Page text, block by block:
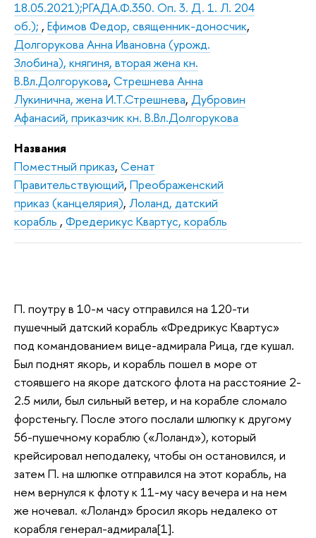
18.05.2021);РГАДА.Ф.350. Оп. 3. Д. 1. Л. 204
об.); , Ефимов Федор, священник-доносчик,
Долгорукова Анна Ивановна (урожд.
Злобина), княгиня, вторая жена кн.
В.Вл.Долгорукова, Стрешнева Анна
Лукинична, жена И.Т.Стрешнева, Дубровин
Афанасий, приказчик кн. В.Вл.Долгорукова
Названия
Поместный приказ, Сенат
Правительствующий, Преображенский
приказ (канцелярия), Лоланд, датский
корабль , Фредерикус Квартус, корабль
П. поутру в 10-м часу отправился на 120-ти
пушечный датский корабль «Фредрикус Квартус»
под командованием вице-адмирала Рица, где кушал.
Был поднят якорь, и корабль пошел в море от
стоявшего на якоре датского флота на расстояние 2-
2.5 мили, был сильный ветер, и на корабле сломало
форстеньгу. После этого послали шлюпку к другому
56-пушечному кораблю («Лоланд»), который
крейсировал неподалеку, чтобы он остановился, и
затем П. на шлюпке отправился на этот корабль, на
нем вернулся к флоту к 11-му часу вечера и на нем
же ночевал. «Лоланд» бросил якорь недалеко от
корабля генерал-адмирала[1].